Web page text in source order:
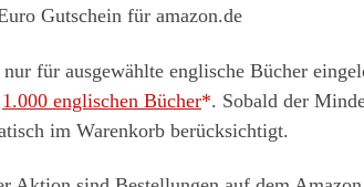
Gutschein für amazon.de
für ausgewählte englische Bücher
1.000 englischen Bücher . Sobald der
im Warenkorb berücksichtigt.